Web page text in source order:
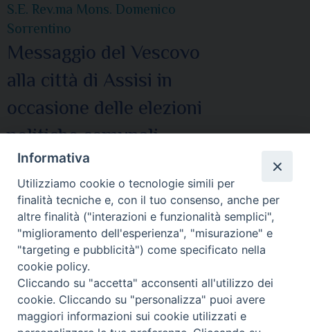
S.E. Rev.ma Mons. Domenico
Sorrentino
Messaggio del Vescovo
alla città di Assisi in
occasione delle elezioni
politiche comunali
Messaggi
15-04-2011
DSorrentino
Diocesi di Assisi - Nocera Umbra - Gualdo
Informativa
Utilizziamo cookie o tecnologie simili per
finalità tecniche e, con il tuo consenso, anche per
altre finalità ("interazioni e funzionalità semplici",
"miglioramento dell'esperienza", "misurazione" e
"targeting e pubblicità") come specificato nella
cookie policy.
Cliccando su "accetta" acconsenti all'utilizzo dei
cookie. Cliccando su "personalizza" puoi avere
maggiori informazioni sui cookie utilizzati e